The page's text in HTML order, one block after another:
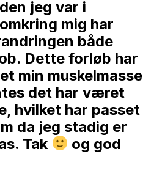
jeg var i
mig har
både
Dette forløb har
min muskelmasse
det har været
hvilket har passet
da jeg stadig er
Tak
og god